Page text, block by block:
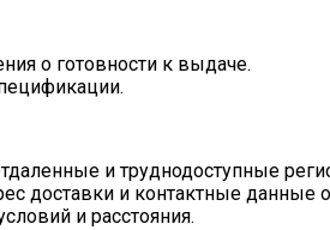
о готовности к выдаче.
и труднодоступные
доставки и контактные данные
и расстояния.